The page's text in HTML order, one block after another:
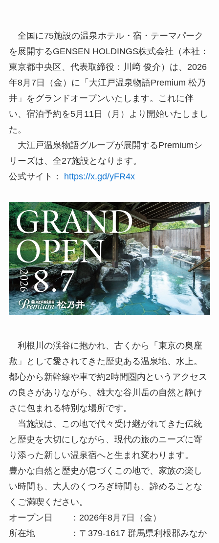
全国に75施設の温泉ホテル・宿・テーマパーク
を展開するGENSEN HOLDINGS株式会社（本社：
東京都中央区、代表取締役：川﨑 俊介）は、2026
年8月7日（金）に「大江戸温泉物語Premium 松乃
井」をグランドオープンいたします。これに伴
い、宿泊予約を5月11日（月）より開始いたしまし
た。
大江戸温泉物語グループが展開するPremiumシ
リーズは、全27施設となります。
公式サイト：
https://x.gd/yFR4x
利根川の渓谷に抱かれ、古くから「東京の奥座
敷」として愛されてきた歴史ある温泉地、水上。
都心から新幹線や車で約2時間圏内というアクセス
の良さがありながら、雄大な谷川岳の自然と静け
さに包まれる特別な場所です。
当施設は、この地で代々受け継がれてきた伝統
と歴史を大切にしながら、現代の旅のニーズに寄
り添った新しい温泉宿へと生まれ変わります。
豊かな自然と歴史が息づくこの地で、家族の楽し
い時間も、大人のくつろぎ時間も、諦めることな
くご満喫ください。
オープン日 ：2026年8月7日（金）
所在地 ：〒379-1617 群馬県利根郡みなか